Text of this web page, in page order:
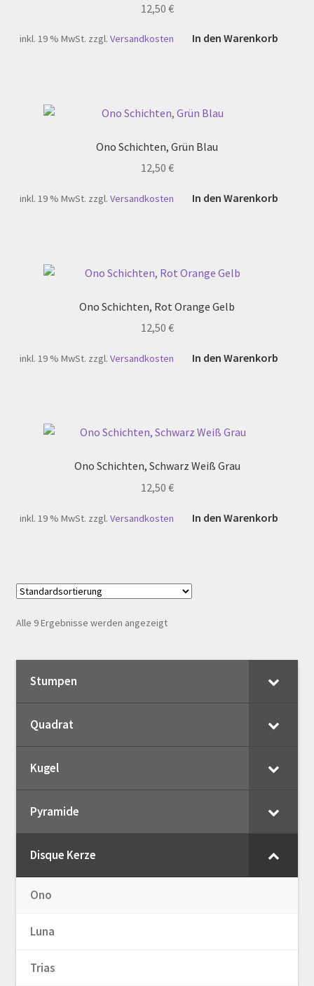
12,50 €
inkl. 19 % MwSt. zzgl.Versandkosten In den Warenkorb
Ono Schichten, Grün Blau
12,50 €
inkl. 19 % MwSt. zzgl.Versandkosten In den Warenkorb
Ono Schichten, Rot Orange Gelb
12,50 €
inkl. 19 % MwSt. zzgl.Versandkosten In den Warenkorb
Ono Schichten, Schwarz Weiß Grau
12,50 €
inkl. 19 % MwSt. zzgl.Versandkosten In den Warenkorb
Alle 9 Ergebnisse werden angezeigt
Stumpen
Quadrat
Kugel
Pyramide
Disque Kerze
Ono
Luna
Trias